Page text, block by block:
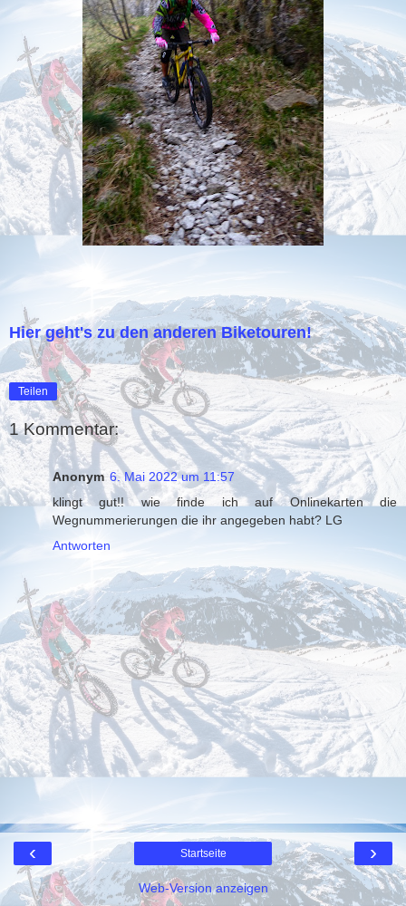
Hier geht's zu den anderen Biketouren!
Teilen
1 Kommentar:
Anonym 6. Mai 2022 um 11:57
klingt gut!! wie finde ich auf Onlinekarten die
Wegnummerierungen die ihr angegeben habt? LG
Antworten
‹ ›
Startseite
Web-Version anzeigen